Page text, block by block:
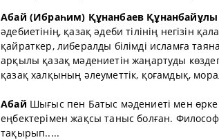
Абай (Ибраһим) Құнанбаев Құнанбайұлы
әдебиетінің, қазақ әдеби тілінің негізін
қайраткер, либералды білімді исламға
арқылы қазақ мәдениетін жаңартуды
қазақ халқының әлеуметтік, қоғамдық,
Абай Шығыс пен Батыс мәдениеті мен
еңбектерімен жақсы таныс болған.
тақырып.....